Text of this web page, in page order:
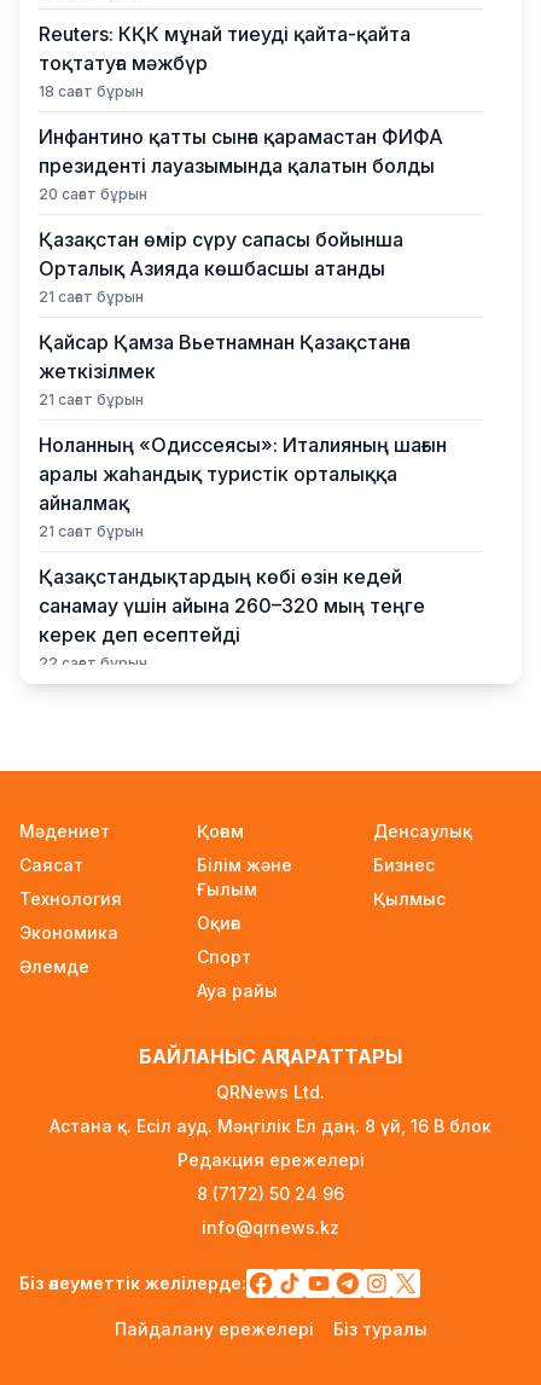
Reuters: КҚК мұнай тиеуді қайта-қайта
тоқтатуға мәжбүр
18 сағат бұрын
Инфантино қатты сынға қарамастан ФИФА
президенті лауазымында қалатын болды
20 сағат бұрын
Қазақстан өмір сүру сапасы бойынша
Орталық Азияда көшбасшы атанды
21 сағат бұрын
Қайсар Қамза Вьетнамнан Қазақстанға
жеткізілмек
21 сағат бұрын
Ноланның «Одиссеясы»: Италияның шағын
аралы жаһандық туристік орталыққа
айналмақ
21 сағат бұрын
Қазақстандықтардың көбі өзін кедей
санамау үшін айына 260–320 мың теңге
керек деп есептейді
22 сағат бұрын
қойылатын талаптар қатаңдатылды
Wildberries қоймаларын Қазақстанға көшіру
туралы ақпаратқа жауап берді
23 сағат бұрын
2027 жылы Астанада УЕФА президенті
сайланады
Білім гранттарының иегерлері 7 тамызда
Тоқаев «Бәйтерек» холдингінің басшысына
баспананың қолжетімділігін арттыруды
Жастардан банк карталарын сатып алып,
1 күн бұрын
Мәдениет
Саясат
Технология
Экономика
Әлемде
Қоғам
Білім және
Ғылым
Оқиға
Спорт
Ауа райы
Денсаулық
Бизнес
Қылмыс
БАЙЛАНЫС АҚПАРАТТАРЫ
QRNews Ltd.
Астана қ. Есіл ауд. Мәңгілік Ел даң. 8 үй, 16 B блок
Редакция ережелері
8 (7172) 50 24 96
info@qrnews.kz
Біз әлеуметтік желілерде:
Пайдалану ережелері Біз туралы